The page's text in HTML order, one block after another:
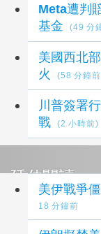
Meta遭判
基金
(49 分
美國西北
火
(58 分鐘
川普簽署
戰
(2 小時前)
延伸閱讀
美伊戰爭
18 分鐘前